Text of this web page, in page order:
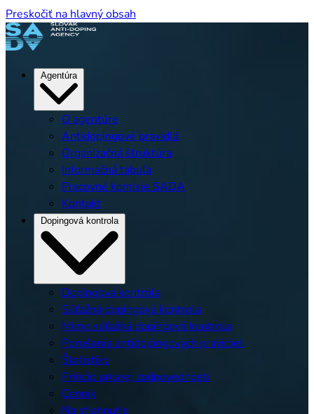
Preskočiť na hlavný obsah
Agentúra
O agentúre
Antidopingové pravidlá
Organizačná štruktúra
Informačná tabuľa
Pracovné komisie SADA
Kontakt
Dopingová kontrola
Dopingová kontrola
Súťažná dopingová kontrola
Mimo súťažná dopingová kontrola
Porušenia antidopingových pravidiel
Štatistiky
Princíp prísnej zodpovednosti
Cenník
Na stiahnutie